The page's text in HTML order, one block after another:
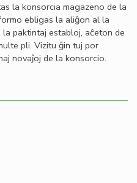
la konsorcia magazeno de la
ebligas la aliĝon al la
paktintaj establoj, aĉeton de
pli. Vizitu ĝin tuj por
novaĵoj de la konsorcio.